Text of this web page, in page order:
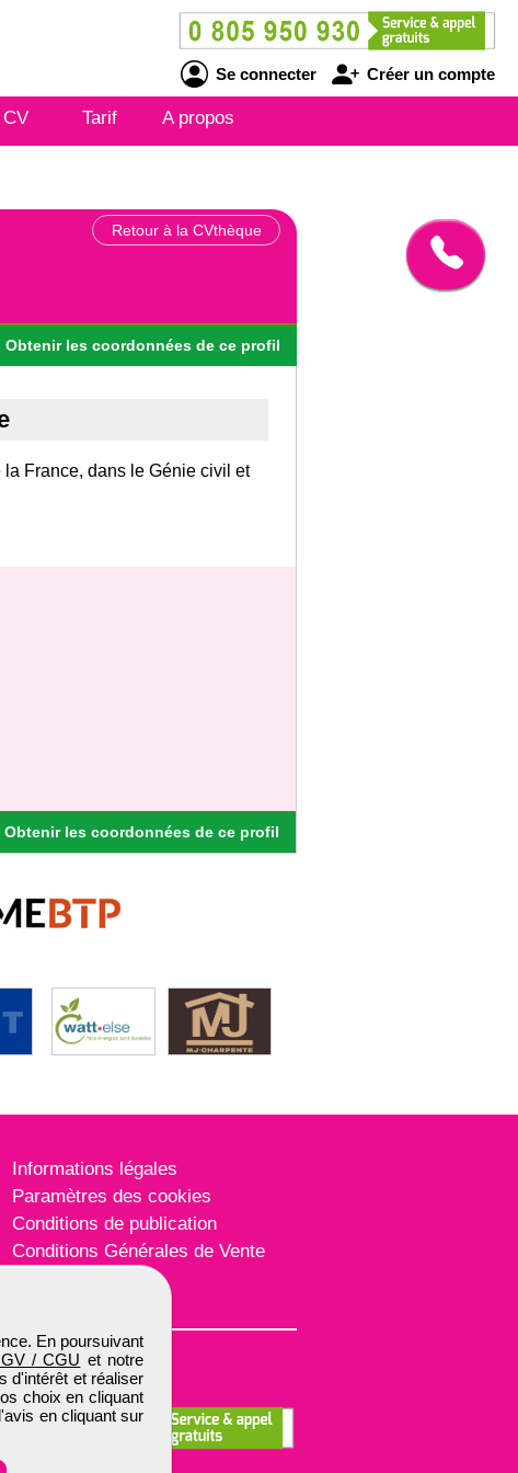
Se connecter Créer un compte
Tarif A propos
Retour à la CVthèque
Obtenir les coordonnées de ce profil
France, dans le Génie civil et
Obtenir les coordonnées de ce profil
En poursuivant
/ CGU et notre
d'intérêt et réaliser
choix en cliquant
en cliquant sur
Informations légales
Paramètres des cookies
Conditions de publication
Conditions Générales de Vente